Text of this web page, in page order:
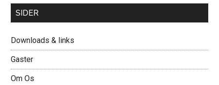
SIDER
Downloads & links
Gaster
Om Os